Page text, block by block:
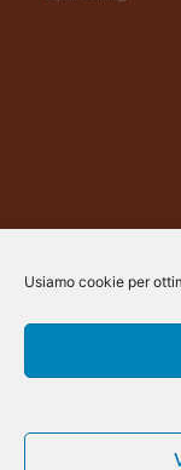
Usiamo cookie per
@ArsCommunication